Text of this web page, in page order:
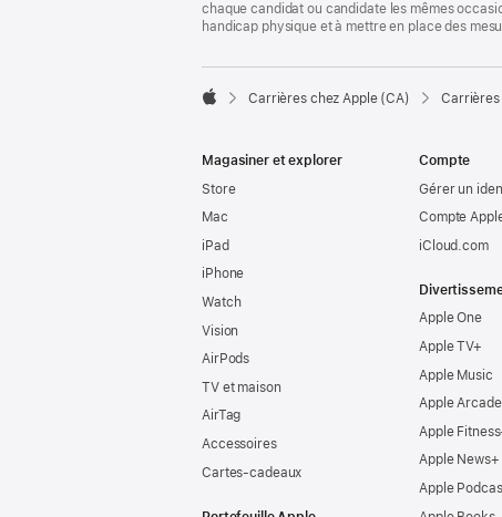
chaque candidat ou candidate les mêmes
handicap physique et à mettre en place des

Carrières chez Apple (CA) Carrières
Magasiner et explorer
Store
Mac
iPad
iPhone
Watch
Vision
AirPods
TV et maison
AirTag
Accessoires
Cartes-cadeaux
Compte
Gérer un
Compte
iCloud.com
Apple One
Apple TV+
Apple Music
Apple Arcade
Apple
Apple News+
Apple